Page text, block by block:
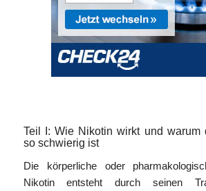
Teil I: Wie Nikotin wirkt und warum
so schwierig ist
Die körperliche oder
Nikotin entsteht durch seinen